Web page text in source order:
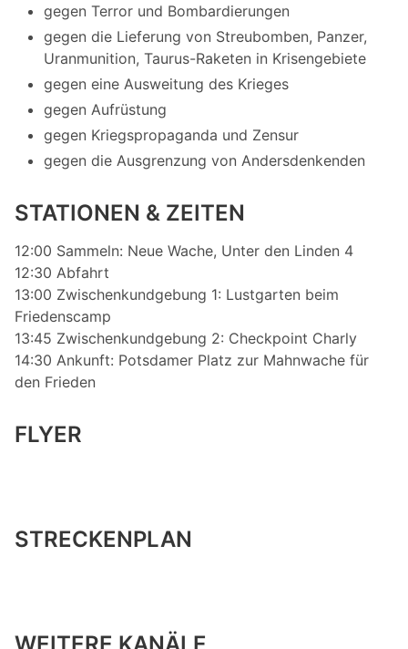
gegen Terror und Bombardierungen
gegen die Lieferung von Streubomben, Panzer,
Uranmunition, Taurus-Raketen in Krisengebiete
gegen eine Ausweitung des Krieges
gegen Aufrüstung
gegen Kriegspropaganda und Zensur
gegen die Ausgrenzung von Andersdenkenden
STATIONEN & ZEITEN
12:00 Sammeln: Neue Wache, Unter den Linden 4
12:30 Abfahrt
13:00 Zwischenkundgebung 1: Lustgarten beim
Friedenscamp
13:45 Zwischenkundgebung 2: Checkpoint Charly
14:30 Ankunft: Potsdamer Platz zur Mahnwache für
den Frieden
FLYER
STRECKENPLAN